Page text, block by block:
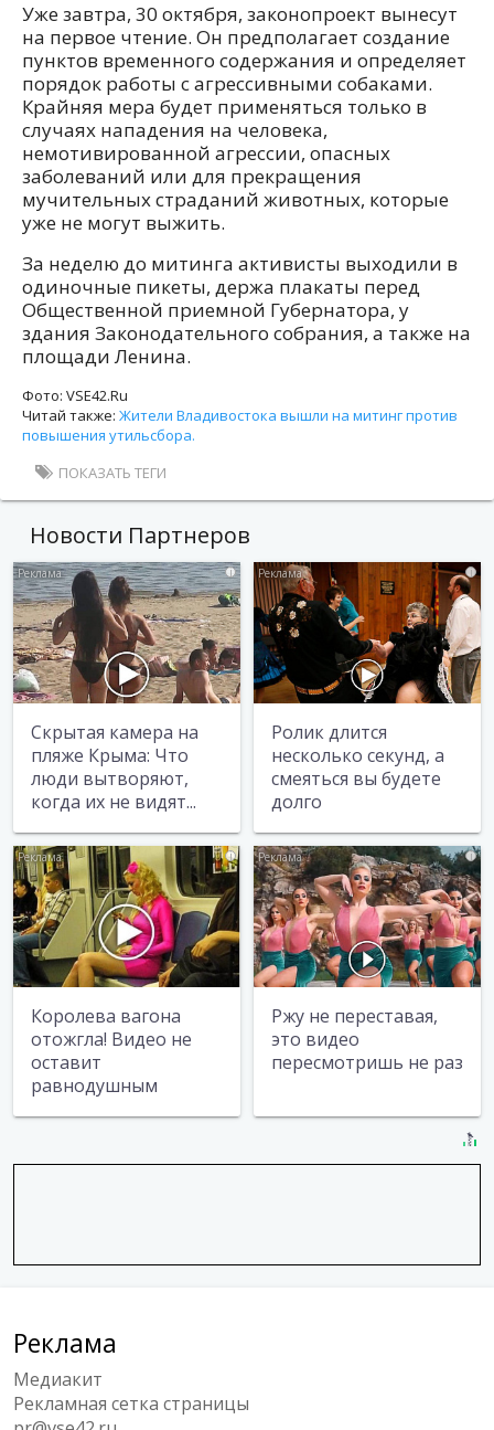
Уже завтра, 30 октября, законопроект вынесут
на первое чтение. Он предполагает создание
пунктов временного содержания и определяет
порядок работы с агрессивными собаками.
Крайняя мера будет применяться только в
случаях нападения на человека,
немотивированной агрессии, опасных
заболеваний или для прекращения
мучительных страданий животных, которые
уже не могут выжить.
За неделю до митинга активисты выходили в
одиночные пикеты, держа плакаты перед
Общественной приемной Губернатора, у
здания Законодательного собрания, а также на
площади Ленина.
Фото: VSE42.Ru
Читай также: Жители Владивостока вышли на митинг против
повышения утильсбора.
ПОКАЗАТЬ ТЕГИ
Новости Партнеров
i
Скрытая камера на
пляже Крыма: Что
люди вытворяют,
когда их не видят...
i
Ролик длится
несколько секунд, а
смеяться вы будете
долго
i
Королева вагона
отожгла! Видео не
оставит
равнодушным
i
Ржу не переставая,
это видео
пересмотришь не раз
Реклама
Медиакит
Рекламная сетка страницы